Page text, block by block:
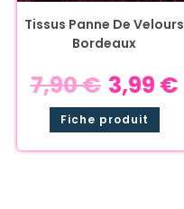
Tissus Panne De Velours
Bordeaux
7,90€ 3,99 €
Fiche produit